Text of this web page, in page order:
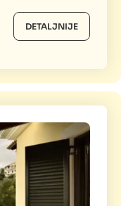
DETALJNIJE